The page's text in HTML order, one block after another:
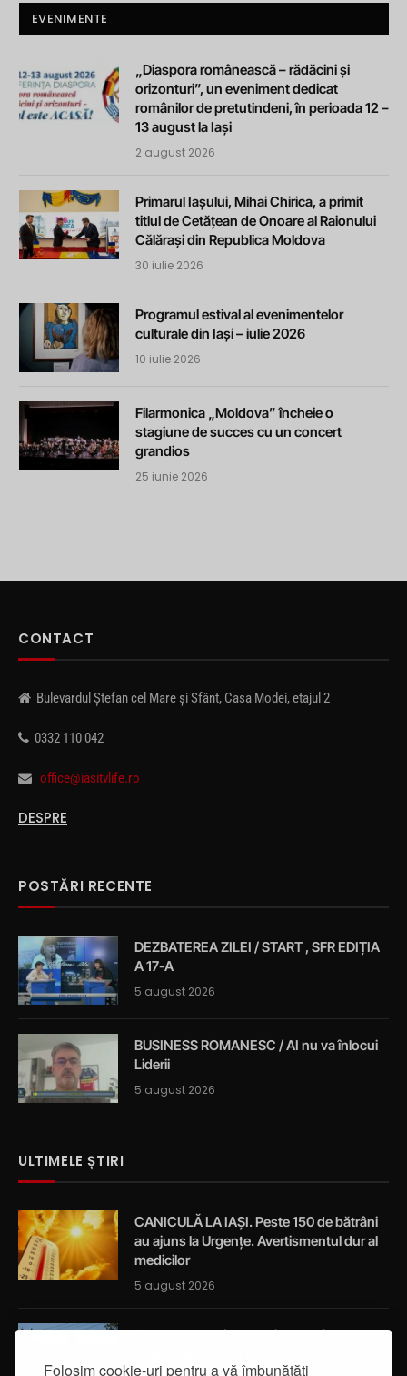
Folosim cookie-uri pentru a vă îmbunătăți
EVENIMENTE
„Diaspora românească – rădăcini și
orizonturi”, un eveniment dedicat
românilor de pretutindeni, în perioada 12 –
13 august la Iași
2 august 2026
Primarul Iașului, Mihai Chirica, a primit
titlul de Cetățean de Onoare al Raionului
Călărași din Republica Moldova
30 iulie 2026
Programul estival al evenimentelor
culturale din Iași – iulie 2026
10 iulie 2026
Filarmonica „Moldova” încheie o
stagiune de succes cu un concert
grandios
25 iunie 2026
CONTACT
Bulevardul Ștefan cel Mare și Sfânt, Casa Modei, etajul 2
0332 110 042
office@iasitvlife.ro
DESPRE
POSTĂRI RECENTE
DEZBATEREA ZILEI / START , SFR EDIȚIA
A 17-A
5 august 2026
BUSINESS ROMANESC / AI nu va înlocui
Liderii
5 august 2026
ULTIMELE ȘTIRI
CANICULĂ LA IAȘI. Peste 150 de bătrâni
au ajuns la Urgențe. Avertismentul dur al
medicilor
5 august 2026
Cum a salvat viața a trei oameni un